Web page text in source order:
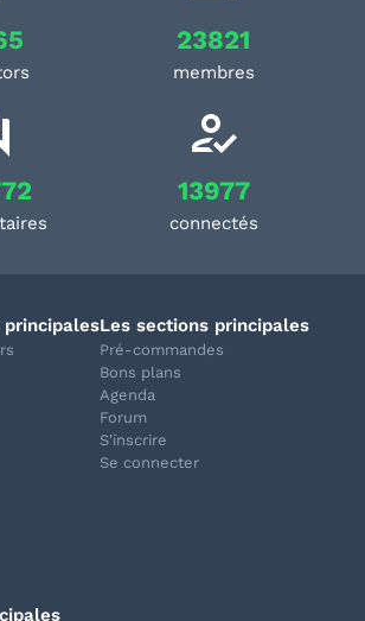
23821
membres
13977
connectés
principalesLes sections principales
Pré-commandes
Bons plans
Agenda
Forum
S'inscrire
Se connecter